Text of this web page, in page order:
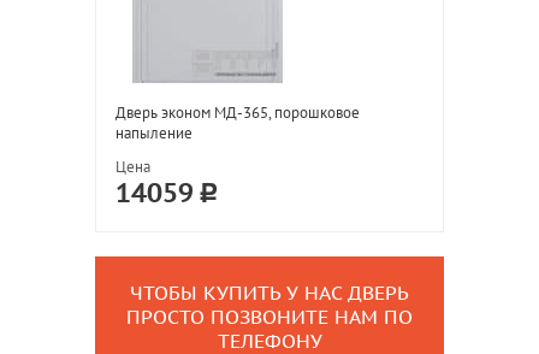
Дверь эконом МД-365, порошковое
напыление
Цена
14059
ЧТОБЫ КУПИТЬ У НАС ДВЕРЬ
ПРОСТО ПОЗВОНИТЕ НАМ ПО
ТЕЛЕФОНУ